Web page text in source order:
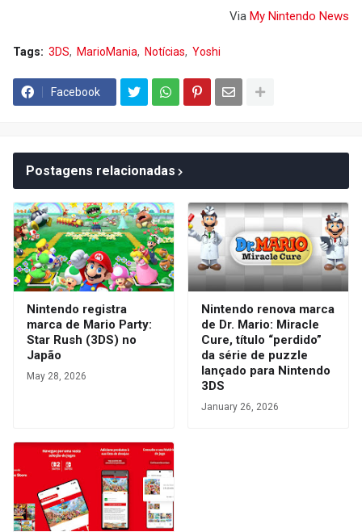
Via My Nintendo News
Tags: 3DS MarioMania Notícias Yoshi
Facebook
Postagens relacionadas
Nintendo registra
marca de Mario Party:
Star Rush (3DS) no
Japão
May 28, 2026
Nintendo renova marca
de Dr. Mario: Miracle
Cure, título “perdido”
da série de puzzle
lançado para Nintendo
3DS
January 26, 2026